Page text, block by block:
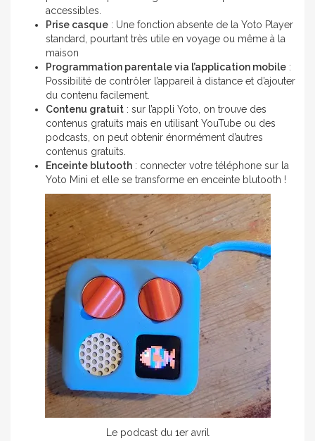
accessibles.
Prise casque : Une fonction absente de la Yoto Player
standard, pourtant très utile en voyage ou même à la
maison
Programmation parentale via l’application mobile :
Possibilité de contrôler l’appareil à distance et d’ajouter
du contenu facilement.
Contenu gratuit : sur l’appli Yoto, on trouve des
contenus gratuits mais en utilisant YouTube ou des
podcasts, on peut obtenir énormément d’autres
contenus gratuits.
Enceinte blutooth : connecter votre téléphone sur la
Yoto Mini et elle se transforme en enceinte blutooth !
Le podcast du 1er avril